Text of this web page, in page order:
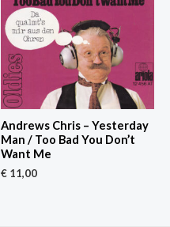
Andrews Chris – Yesterday
Man / Too Bad You Don’t
Want Me
€ 11,00